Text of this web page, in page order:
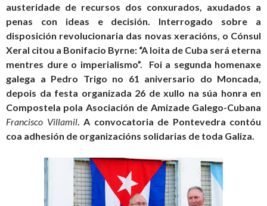
austeridade de recursos dos conxurados, axudados a
penas con ideas e decisión. Interrogado sobre a
disposición revolucionaria das novas xeracións, o Cónsul
Xeral citou a Bonifacio Byrne: “A loita de Cuba será eterna
mentres dure o imperialismo”. Foi a segunda homenaxe
galega a Pedro Trigo no 61 aniversario do Moncada,
depois da festa organizada 26 de xullo na súa honra en
Compostela pola Asociación de Amizade Galego-Cubana
Francisco Villamil. A convocatoria de Pontevedra contóu
coa adhesión de organizacións solidarias de toda Galiza.